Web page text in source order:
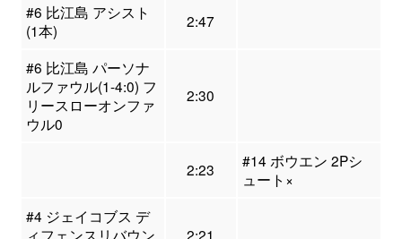
#6 比江島 アシスト
(1本)
2:47
#6 比江島 パーソナ
ルファウル(1-4:0) フ
リースローオンファ
ウル0
2:30
2:23
#14 ボウエン 2Pシ
ュート×
#4 ジェイコブス デ
ィフェンスリバウン
2:21